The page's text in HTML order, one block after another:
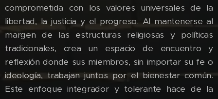
comprometida con los valores universales de la
libertad, la justicia y el progreso. Al mantenerse al
margen de las estructuras religiosas y políticas
tradicionales, crea un espacio de encuentro y
reflexión donde sus miembros, sin importar su fe o
ideología, trabajan juntos por el bienestar común.
Este enfoque integrador y tolerante hace de la